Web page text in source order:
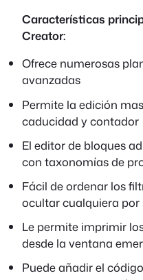
Características
Creator:
Ofrece numerosas
avanzadas
Permite la edición
caducidad y contador
El editor de bloques
con taxonomías de
Fácil de ordenar los
ocultar cualquiera por
Le permite imprimir
desde la ventana
Puede añadir el